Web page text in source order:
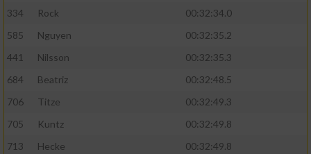
334
Rock
00:32:34.0
585
Nguyen
00:32:35.2
441
Nilsson
00:32:35.3
684
Beatriz
00:32:48.5
706
Titze
00:32:49.3
705
Kuntz
00:32:49.8
713
Hecke
00:32:49.8